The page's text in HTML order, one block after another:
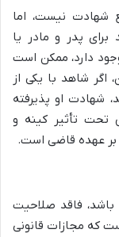
شهادت نیست، اما
برای پدر و مادر یا
دارد، ممکن است
شاهد با یکی از
شهادت او پذیرفته
تحت تأثیر کینه و
عهده قاضی است.
فاقد صلاحیت
که مجازات قانونی